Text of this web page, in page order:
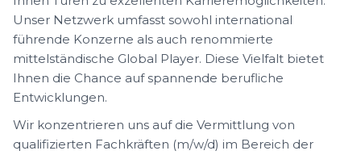
Unser Netzwerk umfasst sowohl international
führende Konzerne als auch renommierte
mittelständische Global Player. Diese Vielfalt bietet
Ihnen die Chance auf spannende berufliche
Entwicklungen.
Wir konzentrieren uns auf die Vermittlung von
qualifizierten Fachkräften (m/w/d) im Bereich der